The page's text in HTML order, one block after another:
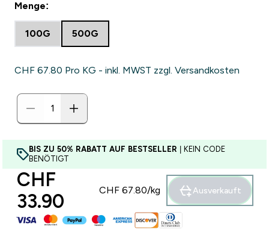
Menge:
100G 500G
CHF 67.80‎ Pro KG - inkl. MWST zzgl. Versandkosten
BIS ZU 50% RABATT AUF BESTSELLER | KEIN CODE
BENÖTIGT
CHF
33.90‎
CHF 67.80‎/kg Ausverkauft